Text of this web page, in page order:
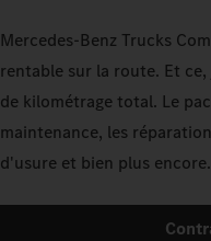
Mercedes-Benz Trucks
rentable sur la route. Et
de kilométrage total. Le
maintenance, les
d'usure et bien plus encore.